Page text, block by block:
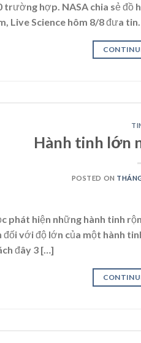
trường hợp. NASA chia sẻ
Live Science hôm 8/8 đưa
Hành tinh lớn
POSTED ON
phát hiện những hành tinh
với độ lớn của một hành
đây 3 […]